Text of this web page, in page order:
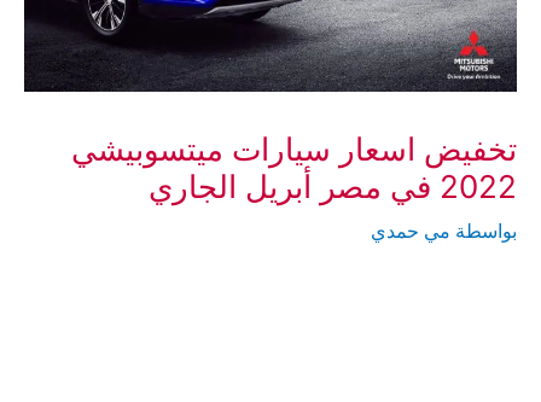
تخفيض اسعار سيارات ميتسوبيشي
2022 في مصر أبريل الجاري
بواسطة مي حمدي